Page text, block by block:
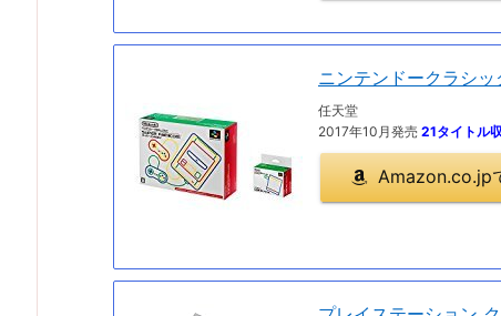
ニンテンドークラシ
任天堂
2017年10月発売 21タイトル
Amazon.co.jp